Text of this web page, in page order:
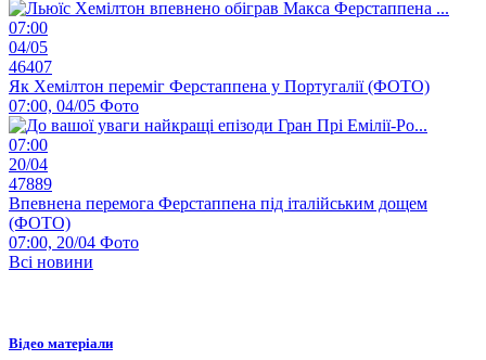
07:00
04/05
46407
Як Хемілтон переміг Ферстаппена у Португалії (ФОТО)
07:00, 04/05 Фото
07:00
20/04
47889
Впевнена перемога Ферстаппена під італійським дощем
(ФОТО)
07:00, 20/04 Фото
Всі новини
Відео матеріали